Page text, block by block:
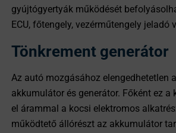
gyújtógyertyák működését
ECU, főtengely, vezérműtengely jeladó
Tönkrement generátor
Az autó mozgásához elengedhetetlen
akkumulátor és generátor. Főként ez a
el árammal a kocsi elektromos
működtető állórészt az akkumulátor